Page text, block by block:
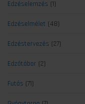
Edzéselemzés (1)
Edzéselmélet (48)
Edzéstervezés (27)
Edzőtábor (2)
Futás (71)